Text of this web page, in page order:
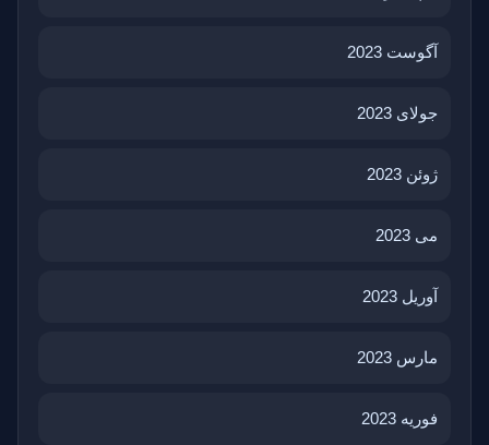
آگوست 2023
جولای 2023
ژوئن 2023
می 2023
آوریل 2023
مارس 2023
فوریه 2023